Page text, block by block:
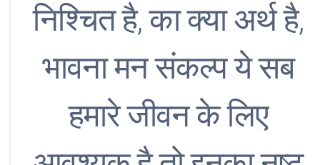
निश्चित है, का क्या अर्थ है,
भावना मन संकल्प ये सब
हमारे जीवन के लिए